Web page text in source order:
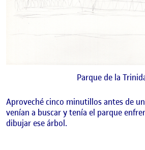
Parque de la
Aproveché cinco minutillos antes de
venían a buscar y tenía el parque
dibujar ese árbol.